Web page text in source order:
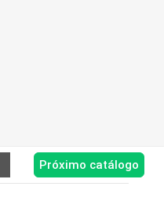
Próximo catálogo